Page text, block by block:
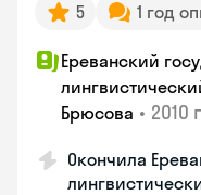
5 1 год
Ереванский
Брюсова • 2010
Окончила